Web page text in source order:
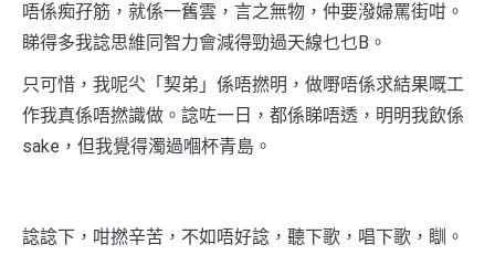
唔係痴孖筋，就係一舊雲，言之無物，仲要潑婦罵街咁。
睇得多我諗思維同智力會減得勁過天線乜乜B。
只可惜，我呢尐「契弟」係唔撚明，做嘢唔係求結果嘅工
作我真係唔撚識做。諗咗一日，都係睇唔透，明明我飲係
sake，但我覺得濁過嗰杯青島。
諗諗下，咁撚辛苦，不如唔好諗，聽下歌，唱下歌，瞓。